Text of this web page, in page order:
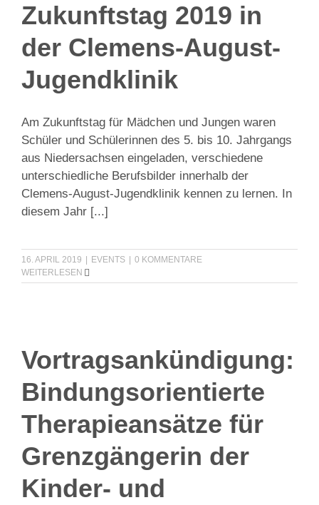
Zukunftstag 2019 in
der Clemens-August-
Jugendklinik
Am Zukunftstag für Mädchen und Jungen waren
Schüler und Schülerinnen des 5. bis 10. Jahrgangs
aus Niedersachsen eingeladen, verschiedene
unterschiedliche Berufsbilder innerhalb der
Clemens-August-Jugendklinik kennen zu lernen. In
diesem Jahr [...]
16. APRIL 2019 EVENTS
0 KOMMENTARE
WEITERLESEN
Vortragsankündigung:
Bindungsorientierte
Therapieansätze für
Grenzgängerin der
Kinder- und